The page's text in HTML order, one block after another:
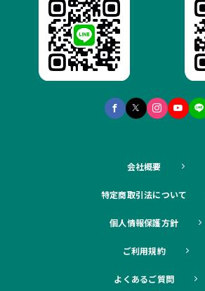
会社概要
特定商取引法について
個人情報保護方針
ご利用規約
よくあるご質問